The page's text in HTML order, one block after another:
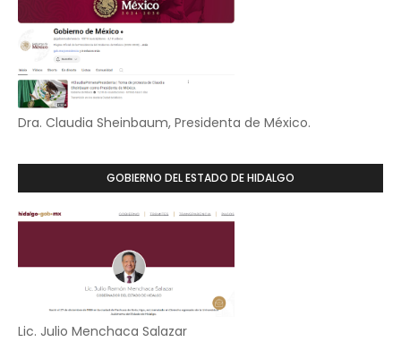
Dra. Claudia Sheinbaum, Presidenta de México.
GOBIERNO DEL ESTADO DE HIDALGO
Lic. Julio Menchaca Salazar